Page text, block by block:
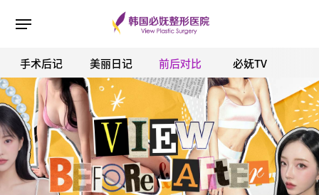
ESC 버튼을 누르면 검색창을 닫을 수 있습니다.
手术后记 美丽日记 前后对比 必妩TV